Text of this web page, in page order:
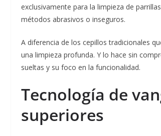
exclusivamente para la limpieza de
métodos abrasivos o inseguros.
A diferencia de los cepillos tradicionales
una limpieza profunda. Y lo hace sin
sueltas y su foco en la funcionalidad.
Tecnología de
superiores